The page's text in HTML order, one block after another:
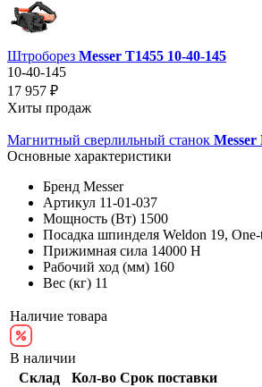
Штроборез Messer T1455 10-40-145
10-40-145
17 957 ₽
Хиты продаж
Магнитный сверлильный станок Messer
Основные характеристики
Бренд Messer
Артикул 11-01-037
Мощность (Вт) 1500
Посадка шпинделя Weldon 19,
Прижимная сила 14000 Н
Рабочий ход (мм) 160
Вес (кг) 11
Наличие товара
В наличии
Склад
Кол-во Срок поставки